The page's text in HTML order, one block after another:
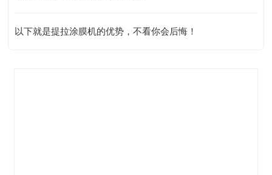
以下就是提拉涂膜机的优势，不看你会后悔！